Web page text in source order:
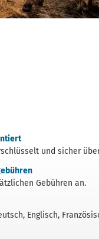
und sicher
Gebühren an.
Englisch,